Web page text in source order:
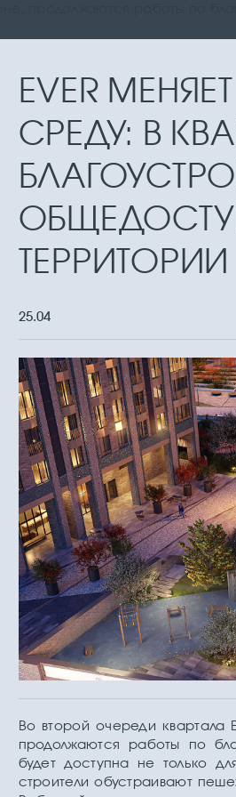
EVER
СРЕДУ: В
ТЕРРИТОРИИ
25.04
Во второй очереди квартала
продолжаются работы по
будет доступна не только
строители обустраивают